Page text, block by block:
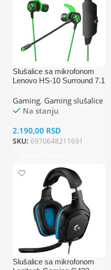
Slušalice sa mikrofonom
Lenovo HS-10 Surround 7.1
Gaming, Gaming slušalice
Na stanju
2.190,00 RSD
SKU: 6970648211691
Slušalice sa mikrofonom